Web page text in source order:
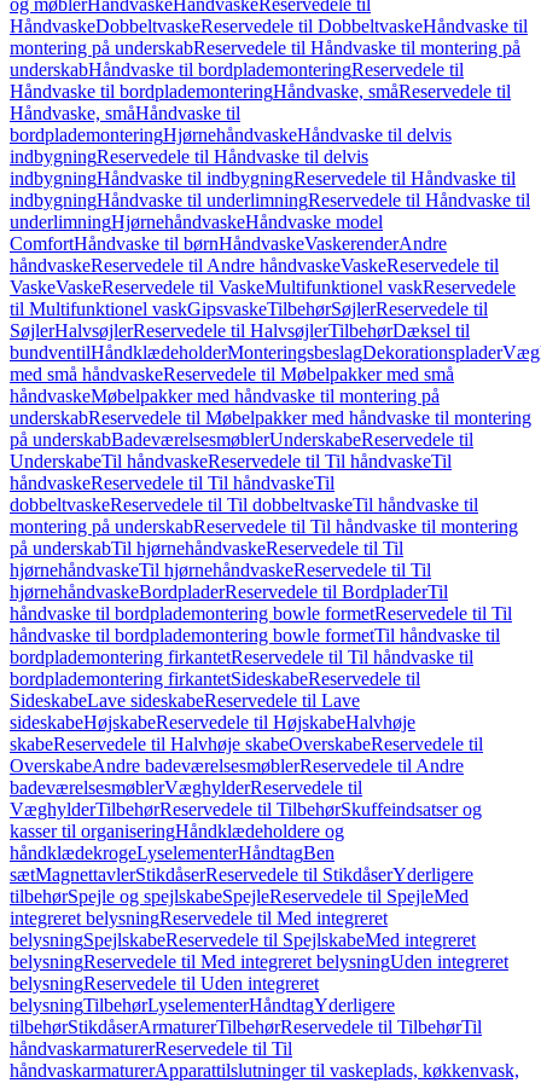
og møblerHåndvaskeHåndvaskeReservedele til
HåndvaskeDobbeltvaskeReservedele til DobbeltvaskeHåndvaske til
montering på underskabReservedele til Håndvaske til montering på
underskabHåndvaske til bordplademonteringReservedele til
Håndvaske til bordplademonteringHåndvaske, småReservedele til
Håndvaske, småHåndvaske til
bordplademonteringHjørnehåndvaskeHåndvaske til delvis
indbygningReservedele til Håndvaske til delvis
indbygningHåndvaske til indbygningReservedele til Håndvaske til
indbygningHåndvaske til underlimningReservedele til Håndvaske til
underlimningHjørnehåndvaskeHåndvaske model
ComfortHåndvaske til børnHåndvaskeVaskerenderAndre
håndvaskeReservedele til Andre håndvaskeVaskeReservedele til
VaskeVaskeReservedele til VaskeMultifunktionel vaskReservedele
til Multifunktionel vaskGipsvaskeTilbehørSøjlerReservedele til
SøjlerHalvsøjlerReservedele til HalvsøjlerTilbehørDæksel til
bundventilHåndklædeholderMonteringsbeslagDekorationsplader
med små håndvaskeReservedele til Møbelpakker med små
håndvaskeMøbelpakker med håndvaske til montering på
underskabReservedele til Møbelpakker med håndvaske til montering
på underskabBadeværelsesmøblerUnderskabeReservedele til
UnderskabeTil håndvaskeReservedele til Til håndvaskeTil
håndvaskeReservedele til Til håndvaskeTil
dobbeltvaskeReservedele til Til dobbeltvaskeTil håndvaske til
montering på underskabReservedele til Til håndvaske til montering
på underskabTil hjørnehåndvaskeReservedele til Til
hjørnehåndvaskeTil hjørnehåndvaskeReservedele til Til
hjørnehåndvaskeBordpladerReservedele til BordpladerTil
håndvaske til bordplademontering bowle formetReservedele til Til
håndvaske til bordplademontering bowle formetTil håndvaske til
bordplademontering firkantetReservedele til Til håndvaske til
bordplademontering firkantetSideskabeReservedele til
SideskabeLave sideskabeReservedele til Lave
sideskabeHøjskabeReservedele til HøjskabeHalvhøje
skabeReservedele til Halvhøje skabeOverskabeReservedele til
OverskabeAndre badeværelsesmøblerReservedele til Andre
badeværelsesmøblerVæghylderReservedele til
VæghylderTilbehørReservedele til TilbehørSkuffeindsatser og
kasser til organiseringHåndklædeholdere og
håndklædekrogeLyselementerHåndtagBen
sætMagnettavlerStikdåserReservedele til StikdåserYderligere
tilbehørSpejle og spejlskabeSpejleReservedele til SpejleMed
integreret belysningReservedele til Med integreret
belysningSpejlskabeReservedele til SpejlskabeMed integreret
belysningReservedele til Med integreret belysningUden integreret
belysningReservedele til Uden integreret
belysningTilbehørLyselementerHåndtagYderligere
tilbehørStikdåserArmaturerTilbehørReservedele til TilbehørTil
håndvaskarmaturerReservedele til Til
håndvaskarmaturerApparattilslutninger til vaskeplads, køkkenvask,